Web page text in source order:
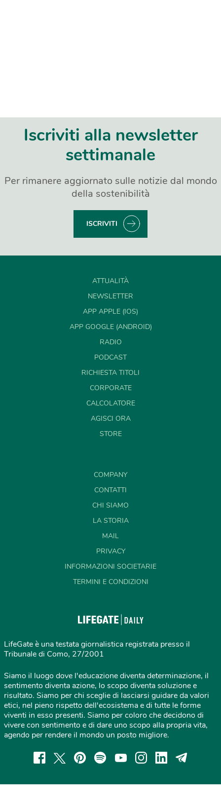
Iscriviti alla newsletter
settimanale
Per rimanere aggiornato sulle notizie dal mondo
della sostenibilità
ISCRIVITI
ATTUALITÀ
NEWSLETTER
APP APPLE (IOS)
APP GOOGLE (ANDROID)
RADIO
PODCAST
RICHIESTA TITOLI
CORPORATE
CALCOLATORE
AGISCI ORA
STORE
COMPANY
CONTATTI
CHI SIAMO
LA STORIA
MAIL
PRIVACY
INFORMAZIONI SOCIETARIE
TERMINI E CONDIZIONI
LifeGate è una testata giornalistica registrata presso il
Tribunale di Como, 27/2001
Siamo il luogo dove l'educazione diventa determinazione, il
sentimento diventa azione, lo scopo diventa soluzione e
risultato. Siamo per chi sceglie di lasciarsi guidare da valori
etici, nel pieno rispetto dell'ecosistema e di tutte le forme
viventi in esso presenti. Siamo per coloro che decidono di
vivere con sentimento e di dare uno scopo alla propria vita,
agendo per rendere il mondo un posto migliore.